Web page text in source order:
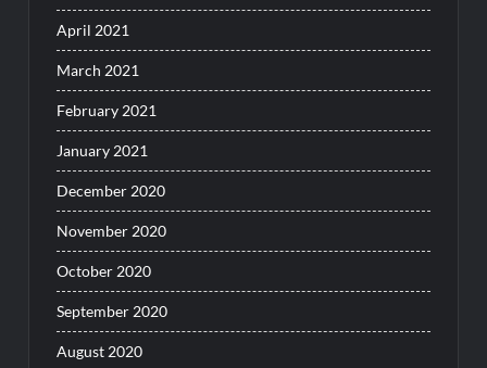
April 2021
March 2021
February 2021
January 2021
December 2020
November 2020
October 2020
September 2020
August 2020